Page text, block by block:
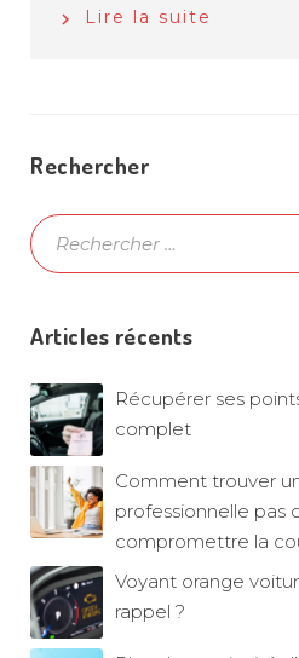
Lire la suite
Rechercher
Articles récents
Récupérer ses
complet
Comment trouver
professionnelle pas
compromettre la
Voyant orange
rappel ?